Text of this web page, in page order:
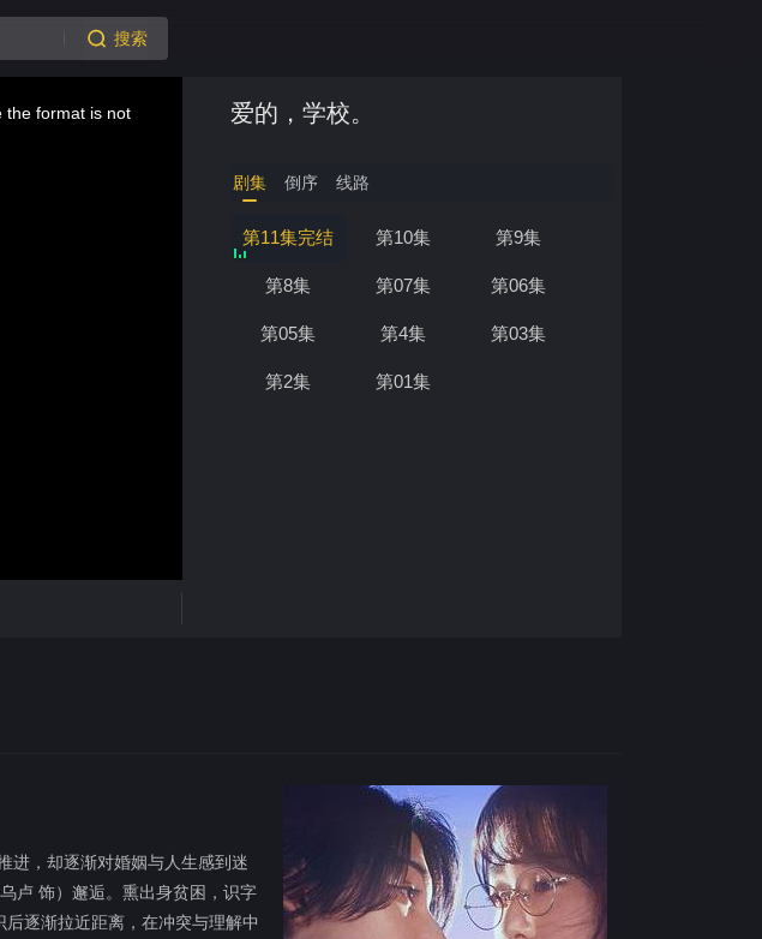
搜索
the format is not
爱的，学校。
剧集 倒序 线路
第11集完结 第10集 第9集
第8集 第07集 第06集
第05集 第4集 第03集
第2集 第01集
进，却逐渐对婚姻与人生感到迷
卢 饰）邂逅。熏出身贫困，识字
逐渐拉近距离，在冲突与理解中